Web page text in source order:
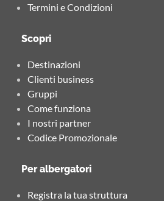
Termini e Condizioni
Scopri
Destinazioni
Clienti business
Gruppi
Come funziona
I nostri partner
Codice Promozionale
Per albergatori
Registra la tua struttura